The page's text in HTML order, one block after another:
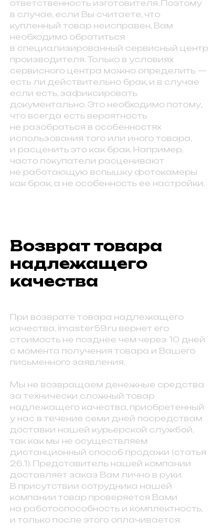
ответственность изготовителя. Поэтому
в случае, если Вы считаете, что
купленный товар неисправен, Вам
необходимо обратиться
в специализированный сервисный центр
производителя. Только в условиях
сервисного центра можно определить —
есть ли действительно брак, и в случае
если есть, зафиксировать
документально. Это необходимо потому,
что всегда есть вероятность
не разобраться в особенностях
использования того или иного товара,
и расценить это как брак. Например,
часто покупатели расценивают
не работающую вспышку фотокамеры
как брак, а не особенность ее настройки.
Возврат товара
надлежащего
качества
При возврате товара надлежащего
качества, imaster59.ru вернет его
стоимость не позднее чем через 10 дней
с момента получения товара и Вашего
письменного заявления.
Мы не возвращаем денежные средства
за технически сложный товар
надлежащего качества, приобретенный
у нас в течение семи дней посредствам
доставки нашей курьерской службой,
так как мы не осуществляем
дистанционный способ продажи (статья
26.1). Представитель нашей компании
доставляет заказ Вам лично в руки.
В присутствии сотрудника нашей
компании товар проверяется Вами
на работоспособность и комплектность,
и только после этого оплачивается.